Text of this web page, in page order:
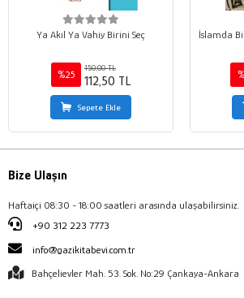
Ya Akıl Ya Vahiy Birini Seç
%25
150,00 TL
112,50 TL
Sepete Ekle
İslamda
Bize Ulaşın
Haftaiçi 08:30 - 18:00 saatleri arasında ulaşabilirsiniz.
+90 312 223 7773
info@gazikitabevi.com.tr
Bahçelievler Mah. 53. Sok. No:29 Çankaya-Ankara